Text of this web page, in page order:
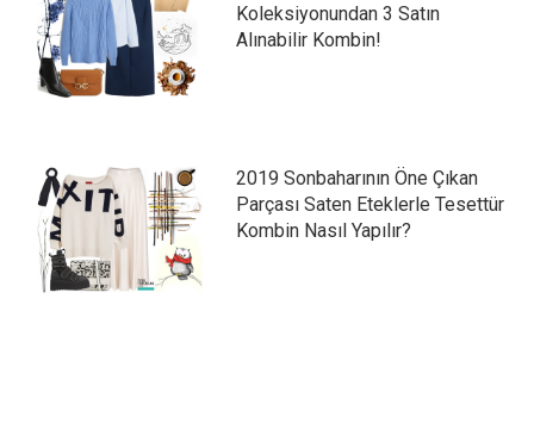
Koleksiyonundan 3 Satın
Alınabilir Kombin!
2019 Sonbaharının Öne Çıkan
Parçası Saten Eteklerle Tesettür
Kombin Nasıl Yapılır?